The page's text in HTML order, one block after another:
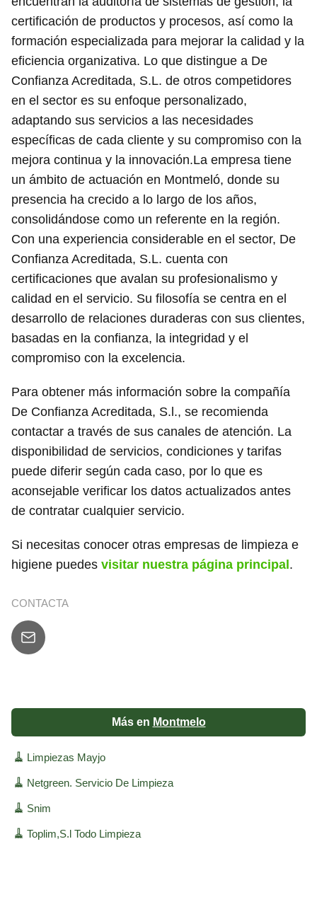
certificación de productos y procesos, así como la
formación especializada para mejorar la calidad y la
eficiencia organizativa. Lo que distingue a De
Confianza Acreditada, S.L. de otros competidores
en el sector es su enfoque personalizado,
adaptando sus servicios a las necesidades
específicas de cada cliente y su compromiso con la
mejora continua y la innovación.La empresa tiene
un ámbito de actuación en Montmeló, donde su
presencia ha crecido a lo largo de los años,
consolidándose como un referente en la región.
Con una experiencia considerable en el sector, De
Confianza Acreditada, S.L. cuenta con
certificaciones que avalan su profesionalismo y
calidad en el servicio. Su filosofía se centra en el
desarrollo de relaciones duraderas con sus clientes,
basadas en la confianza, la integridad y el
compromiso con la excelencia.
Para obtener más información sobre la compañía
De Confianza Acreditada, S.l., se recomienda
contactar a través de sus canales de atención. La
disponibilidad de servicios, condiciones y tarifas
puede diferir según cada caso, por lo que es
aconsejable verificar los datos actualizados antes
de contratar cualquier servicio.
Si necesitas conocer otras empresas de limpieza e
higiene puedes visitar nuestra página principal.
CONTACTA
Más en Montmelo
🧹 Limpiezas Mayjo
🧹 Netgreen. Servicio De Limpieza
🧹 Snim
🧹 Toplim,S.l Todo Limpieza